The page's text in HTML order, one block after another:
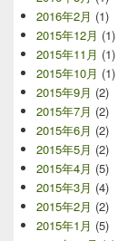
2016年2月 (1)
2015年12月 (1)
2015年11月 (1)
2015年10月 (1)
2015年9月 (2)
2015年7月 (2)
2015年6月 (2)
2015年5月 (2)
2015年4月 (5)
2015年3月 (4)
2015年2月 (2)
2015年1月 (5)